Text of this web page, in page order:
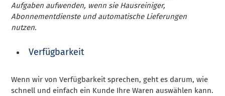
Aufgaben aufwenden, wenn sie Hausreiniger,
Abonnementdienste und automatische Lieferungen
nutzen.
Verfügbarkeit
Wenn wir von Verfügbarkeit sprechen, geht es darum, wie
schnell und einfach ein Kunde Ihre Waren auswählen kann.